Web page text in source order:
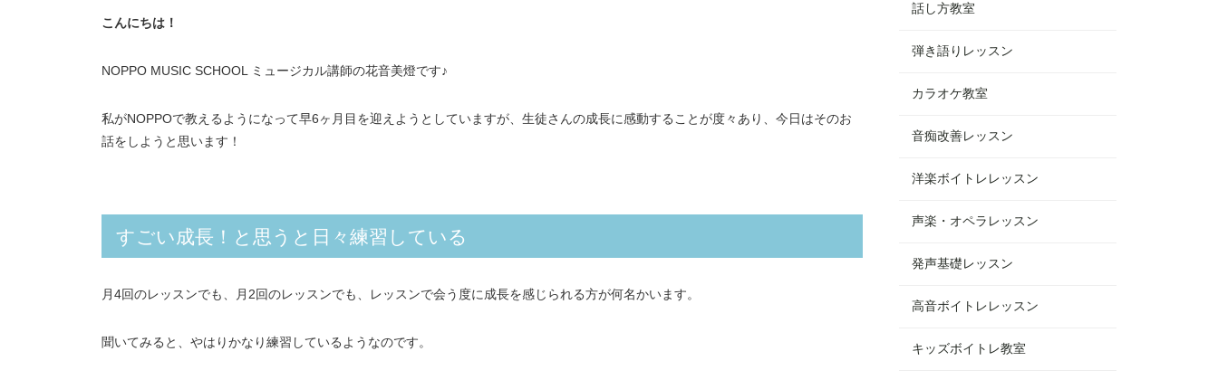
こんにちは！
NOPPO MUSIC SCHOOL ミュージカル講師の花音美燈です♪
私がNOPPOで教えるようになって早6ヶ月目を迎えようとしていますが、生徒さんの成長に感動することが度々あり、今日はそのお
話をしようと思います！
すごい成長！と思うと日々練習している
月4回のレッスンでも、月2回のレッスンでも、レッスンで会う度に成長を感じられる方が何名かいます。
聞いてみると、やはりかなり練習しているようなのです。
話し方教室
弾き語りレッスン
カラオケ教室
音痴改善レッスン
洋楽ボイトレレッスン
声楽・オペラレッスン
発声基礎レッスン
高音ボイトレレッスン
キッズボイトレ教室